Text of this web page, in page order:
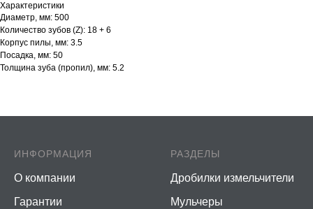
Характеристики
Диаметр, мм: 500
Количество зубов (Z): 18 + 6
Корпус пилы, мм: 3.5
Посадка, мм: 50
Толщина зуба (пропил), мм: 5.2
ИНФОРМАЦИЯ
О компании
Гарантии
РАЗДЕЛЫ
Дробилки измельчители
Мульчеры